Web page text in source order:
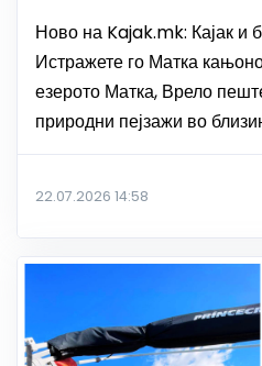
Ново на Kajak.mk: Кајак и
Истражете го Матка
езерото Матка, Врело
природни пејзажи во
22.07.2026 14:58